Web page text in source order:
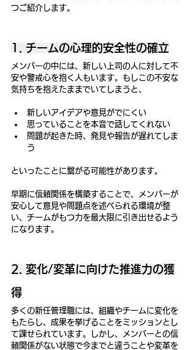
つご紹介します。
1. チームの心理的安全性の確立
メンバーの中には、新しい上司の人に対して不
安や警戒心を抱く人もいます。もしこの不安な
気持ちを抱えたままでいてしまうと、
新しいアイデアや意見がでにくい
思っていることを本音で話してくれない
問題が起きた時、発見や報告が遅れてしま
う
といったことに繋がる可能性があります。
早期に信頼関係を構築することで、メンバーが
安心して意見や問題点を述べられる環境が整
い、チームがもつ力を最大限に引き出せるよう
になります。
2. 変化/変革に向けた推進力の獲
得
多くの新任管理職には、組織やチームに変化を
もたらし、成果を挙げることをミッションとし
て課せられています。しかし、メンバーとの信
頼関係がない状態で今までと違うことや変革を